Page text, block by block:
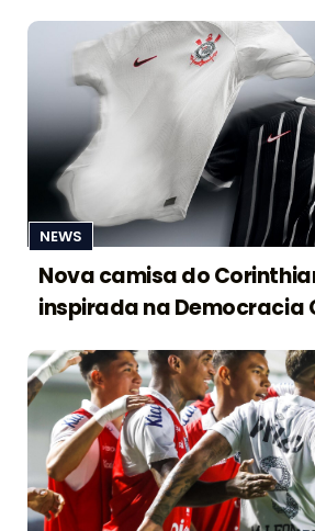
NEWS
Nova camisa do
inspirada na Democracia